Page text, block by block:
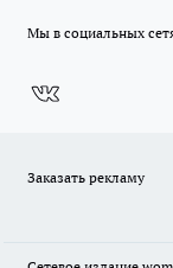
Мы в социальных
Заказать рекламу